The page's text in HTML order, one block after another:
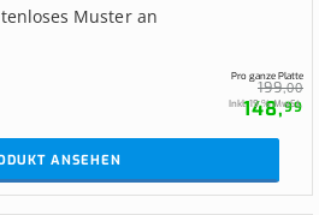
Muster an
199,00
Pro ganze Platte
148,99
Inkl. 19 % MwSt.
ANSEHEN